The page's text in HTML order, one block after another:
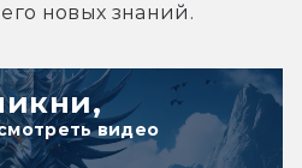
новых знаний.
видео